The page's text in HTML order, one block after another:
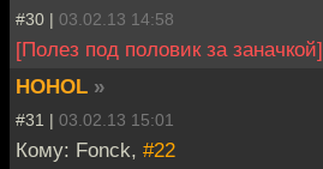
#30 | 03.02.13 14:58
[Полез под половик за заначкой]
HOHOL »
#31 | 03.02.13 15:01
Кому: Fonck, #22